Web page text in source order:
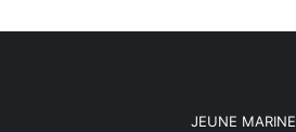
JEUNE MARINE